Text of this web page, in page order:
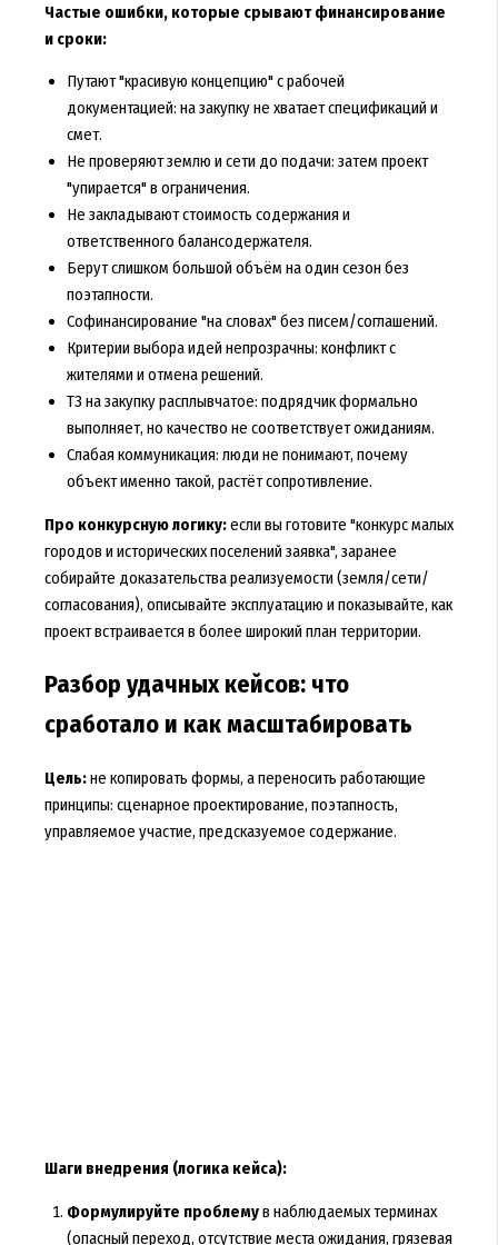
Частые ошибки, которые срывают финансирование
и сроки:
Путают "красивую концепцию" с рабочей
документацией: на закупку не хватает спецификаций и
смет.
Не проверяют землю и сети до подачи: затем проект
"упирается" в ограничения.
Не закладывают стоимость содержания и
ответственного балансодержателя.
Берут слишком большой объём на один сезон без
поэтапности.
Софинансирование "на словах" без писем/соглашений.
Критерии выбора идей непрозрачны: конфликт с
жителями и отмена решений.
ТЗ на закупку расплывчатое: подрядчик формально
выполняет, но качество не соответствует ожиданиям.
Слабая коммуникация: люди не понимают, почему
объект именно такой, растёт сопротивление.
Про конкурсную логику:если вы готовите "конкурс малых
городов и исторических поселений заявка", заранее
собирайте доказательства реализуемости (земля/сети/
согласования), описывайте эксплуатацию и показывайте, как
проект встраивается в более широкий план территории.
Разбор удачных кейсов: что
сработало и как масштабировать
Цель:не копировать формы, а переносить работающие
принципы: сценарное проектирование, поэтапность,
управляемое участие, предсказуемое содержание.
Шаги внедрения (логика кейса):
Формулируйте проблемув наблюдаемых терминах
(опасный переход, отсутствие места ожидания, грязевая